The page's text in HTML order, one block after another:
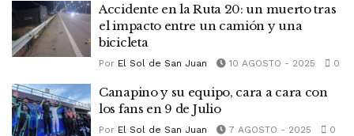
Accidente en la Ruta 20: un muerto tras
el impacto entre un camión y una
bicicleta
Por El Sol de San Juan 10 AGOSTO - 2025 0
Canapino y su equipo, cara a cara con
los fans en 9 de Julio
Por El Sol de San Juan 7 AGOSTO - 2025 0